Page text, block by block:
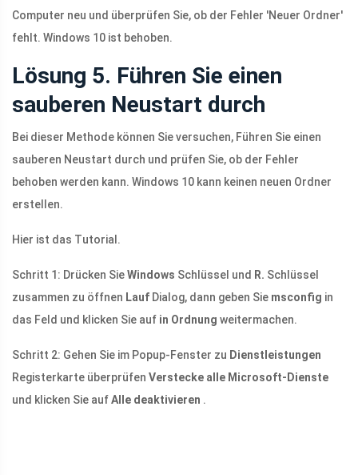
Computer neu und überprüfen Sie, ob der Fehler 'Neuer Ordner'
fehlt. Windows 10 ist behoben.
Lösung 5. Führen Sie einen
sauberen Neustart durch
Bei dieser Methode können Sie versuchen, Führen Sie einen
sauberen Neustart durch und prüfen Sie, ob der Fehler
behoben werden kann. Windows 10 kann keinen neuen Ordner
erstellen.
Hier ist das Tutorial.
Schritt 1: Drücken SieWindows Schlüssel und R. Schlüssel
zusammen zu öffnen Lauf Dialog, dann geben Sie msconfig in
das Feld und klicken Sie auf in Ordnung weitermachen.
Schritt 2: Gehen Sie im Popup-Fenster zu Dienstleistungen
Registerkarte überprüfen Verstecke alle Microsoft-Dienste
und klicken Sie aufAlle deaktivieren .